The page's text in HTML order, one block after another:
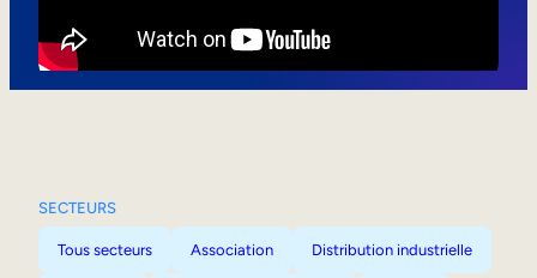
SECTEURS
Tous secteurs Association Distribution industrielle